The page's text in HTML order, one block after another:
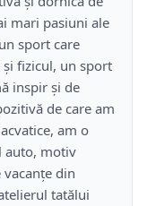
mari pasiuni ale
sport care
și fizicul, un sport
inspir și de
de care am
am o
auto, motiv
din
tatălui